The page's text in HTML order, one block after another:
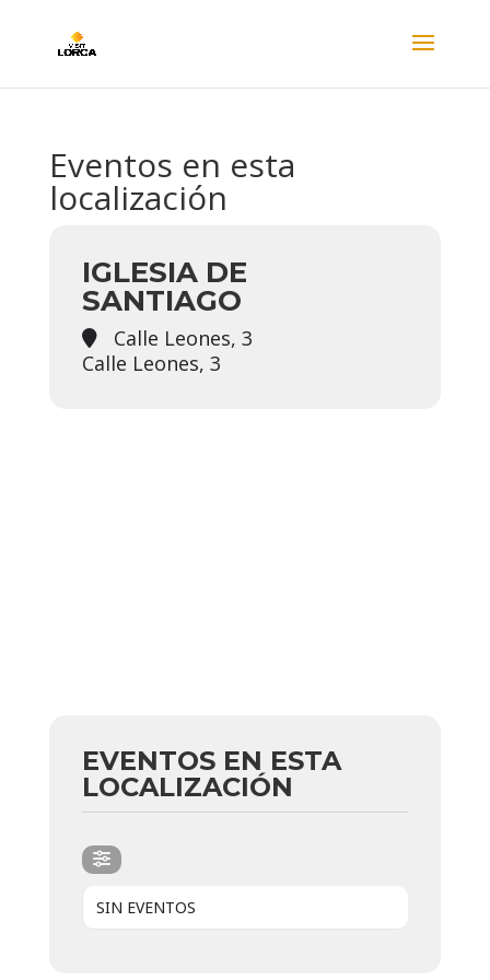
Eventos en esta
localización
IGLESIA DE
SANTIAGO
Calle Leones, 3
Calle Leones, 3
EVENTOS EN ESTA
LOCALIZACIÓN
SIN EVENTOS